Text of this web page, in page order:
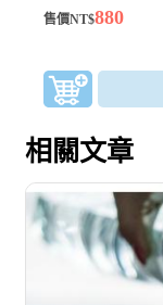
售價NT$880
相關文章